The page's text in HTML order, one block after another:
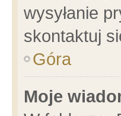
wysyłanie
skontaktuj
Góra
Moje